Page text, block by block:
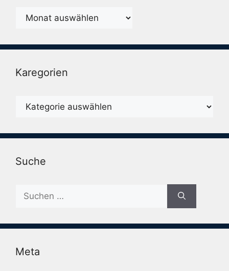
Monatsarchiv
Karegorien
Karegorien
Suche
Suche
nach:
Meta